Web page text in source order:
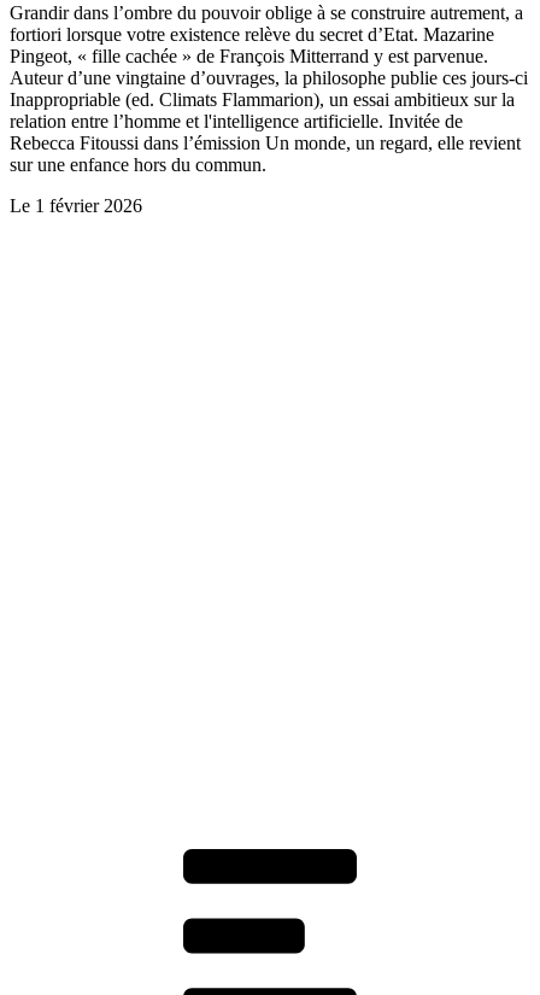
Grandir dans l’ombre du pouvoir oblige à se construire autrement, a
fortiori lorsque votre existence relève du secret d’Etat. Mazarine
Pingeot, « fille cachée » de François Mitterrand y est parvenue.
Auteur d’une vingtaine d’ouvrages, la philosophe publie ces jours-ci
Inappropriable (ed. Climats Flammarion), un essai ambitieux sur la
relation entre l’homme et l'intelligence artificielle. Invitée de
Rebecca Fitoussi dans l’émission Un monde, un regard, elle revient
sur une enfance hors du commun.
Le 1 février 2026